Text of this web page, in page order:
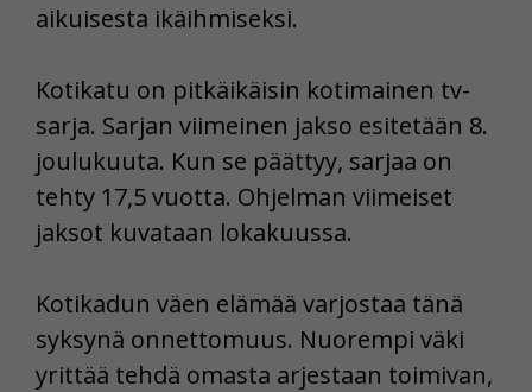
aikuisesta ikäihmiseksi.
Kotikatu on pitkäikäisin kotimainen tv-
sarja. Sarjan viimeinen jakso esitetään 8.
joulukuuta. Kun se päättyy, sarjaa on
tehty 17,5 vuotta. Ohjelman viimeiset
jaksot kuvataan lokakuussa.
Kotikadun väen elämää varjostaa tänä
syksynä onnettomuus. Nuorempi väki
yrittää tehdä omasta arjestaan toimivan,